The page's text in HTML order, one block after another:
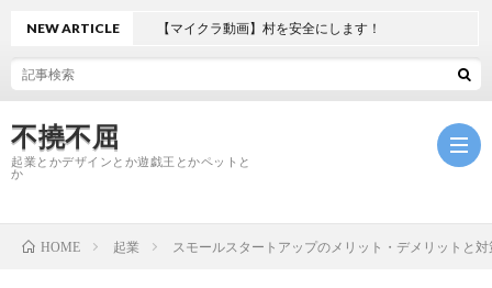
不撓不屈
起業とかデザインとか遊戯王とかペットと
か
NEW ARTICLE【マイクラ動画】村を安全にします！
HOME 起業 スモールスタートアップのメリット・デメリットと対